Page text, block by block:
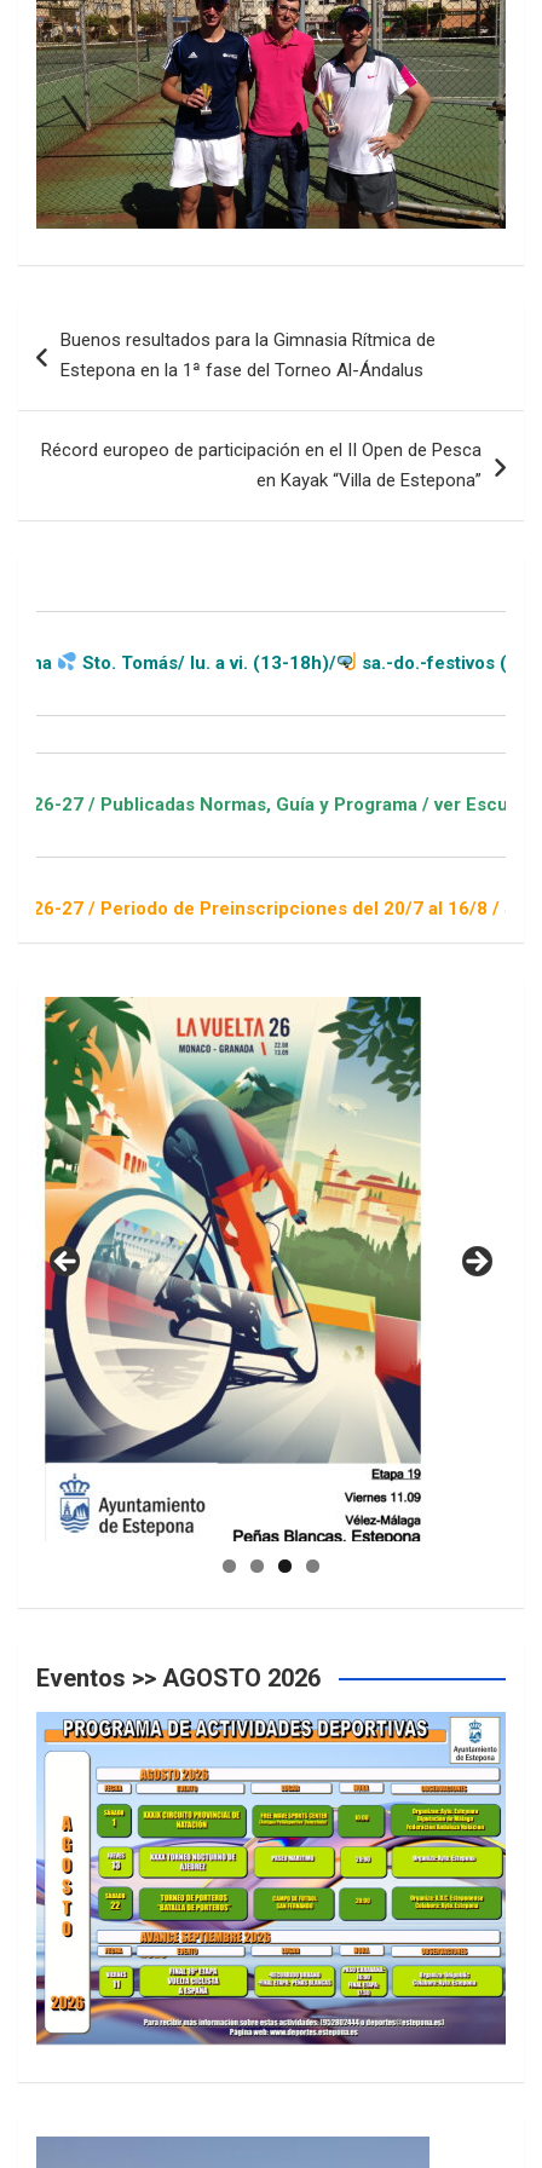
de
Buenos resultados para la Gimnasia Rítmica de
Estepona en la 1ª fase del Torneo Al-Ándalus
Récord europeo de participación en el II Open de Pesca
en Kayak “Villa de Estepona”
Tomás/ lu. a vi. (13-18h)/ sa.-do.-festivos (11-20h)
Normas, Guía y Programa / ver Escuelas Deportivas
de Preinscripciones del 20/7 al 16/8 / Sorteo 1 de
GUIA DE INSTALACIONES DEPORTIVAS
Eventos >> AGOSTO 2026